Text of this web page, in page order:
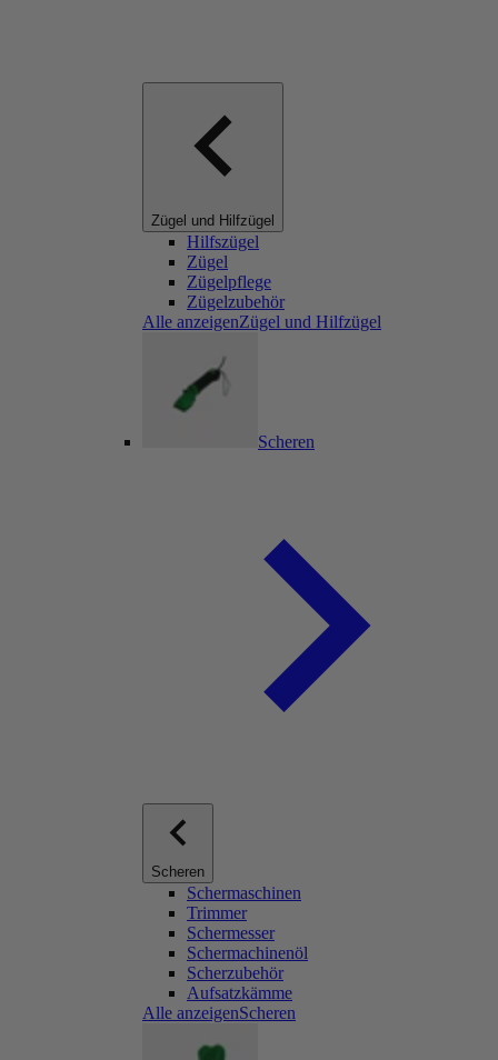
Zügel und Hilfzügel
Hilfszügel
Zügel
Zügelpflege
Zügelzubehör
Alle anzeigenZügel und Hilfzügel
Scheren
Scheren
Schermaschinen
Trimmer
Schermesser
Schermachinenöl
Scherzubehör
Aufsatzkämme
Alle anzeigenScheren